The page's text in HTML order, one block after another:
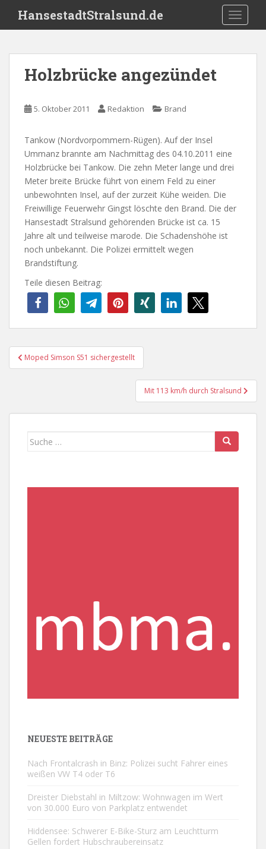
i
HansestadtStralsund.de
Holzbrücke angezündet
5. Oktober 2011 Redaktion Brand
Tankow (Nordvorpommern-Rügen). Auf der Insel
Ummanz brannte am Nachmittag des 04.10.2011 eine
Holzbrücke bei Tankow. Die zehn Meter lange und drei
Meter breite Brücke führt von einem Feld zu einer
unbewohnten Insel, auf der zurzeit Kühe weiden. Die
Freiwillige Feuerwehr Gingst löschte den Brand. Die der
Hansestadt Stralsund gehörenden Brücke ist ca. 15
Jahre alt und teilweise marode. Die Schadenshöhe ist
noch unbekannt. Die Polizei ermittelt wegen
Brandstiftung.
Teile diesen Beitrag:
Beitragsnavigation
Moped Simson S51 sichergestellt
Mit 113 km/h durch Stralsund
Suche
NEUESTE BEITRÄGE
Nach Frontalcrash in Binz: Polizei sucht Fahrer eines
weißen VW T4 oder T6
Dreister Diebstahl in Miltzow: Wohnwagen im Wert
von 30.000 Euro von Parkplatz entwendet
Hiddensee: Schwerer E-Bike-Sturz am Leuchtturm
Gellen fordert Hubschraubereinsatz